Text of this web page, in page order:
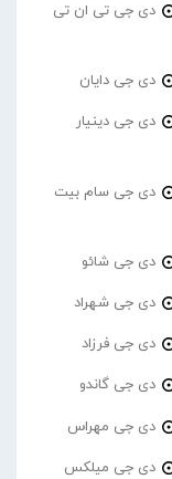
دی جی تی ان تی
دی جی دایان
دی جی دینیار
دی جی سام بیت
دی جی شائو
دی جی شهراد
دی جی فرزاد
دی جی گاندو
دی جی مهراس
دی جی میلکس